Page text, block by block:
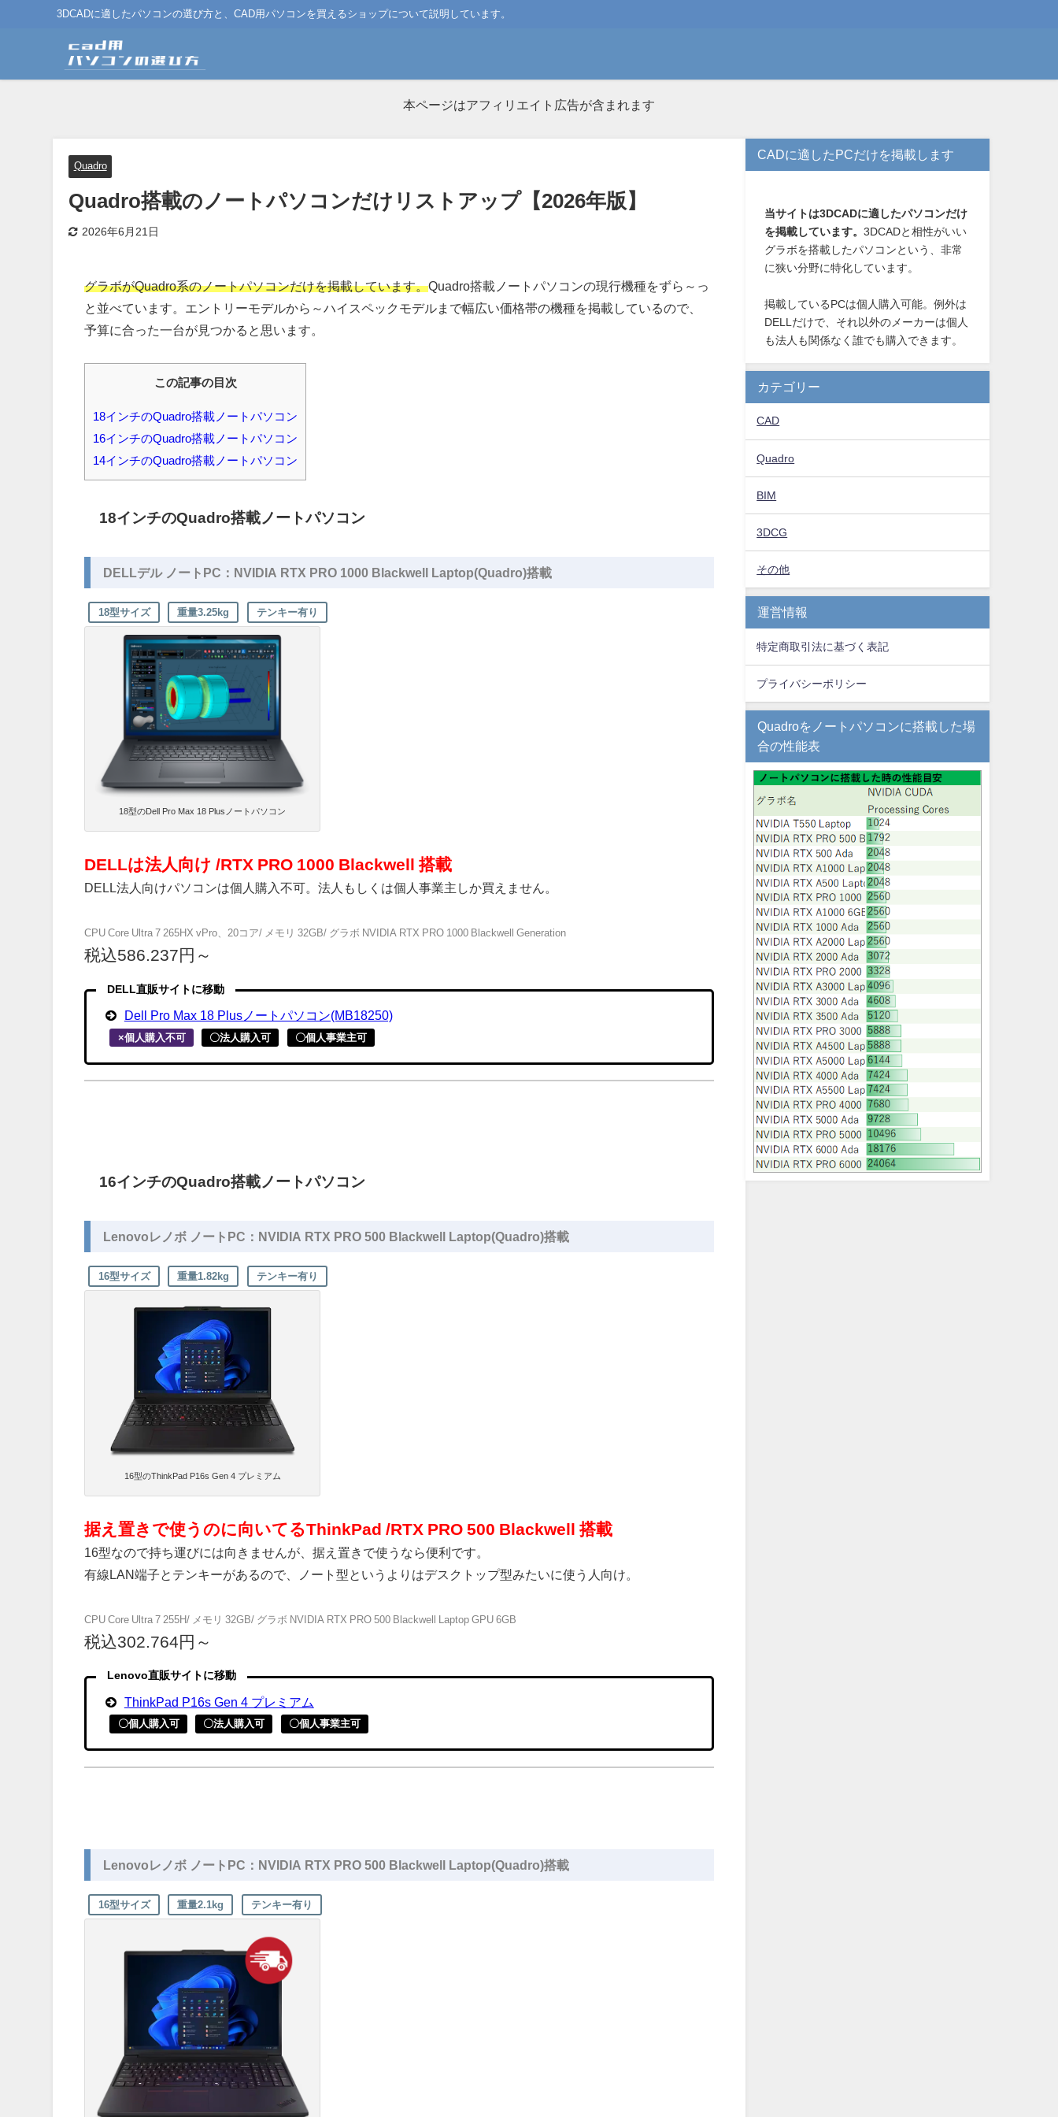
3DCADに適したパソコンの選び方と、CAD用パソコンを買えるショップについて説明しています。
本ページはアフィリエイト広告が含まれます
Quadro
Quadro搭載のノートパソコンだけリストアップ【2026年版】
2026年6月21日
グラボがQuadro系のノートパソコンだけを掲載しています。Quadro搭載ノートパソコンの現行機種をずら～っ
と並べています。エントリーモデルから～ハイスペックモデルまで幅広い価格帯の機種を掲載しているので、
予算に合った一台が見つかると思います。
この記事の目次
18インチのQuadro搭載ノートパソコン
16インチのQuadro搭載ノートパソコン
14インチのQuadro搭載ノートパソコン
18インチのQuadro搭載ノートパソコン
DELLデル ノートPC：NVIDIA RTX PRO 1000 Blackwell Laptop(Quadro)搭載
18型サイズ 重量3.25kg テンキー有り
18型のDell Pro Max 18 Plusノートパソコン
DELLは法人向け /RTX PRO 1000 Blackwell 搭載
DELL法人向けパソコンは個人購入不可。法人もしくは個人事業主しか買えません。
CPU Core Ultra 7 265HX vPro、20コア/ メモリ 32GB/ グラボ NVIDIA RTX PRO 1000 Blackwell Generation
税込586.237円～
DELL直販サイトに移動
Dell Pro Max 18 Plusノートパソコン(MB18250)
×個人購入不可 〇法人購入可 〇個人事業主可
16インチのQuadro搭載ノートパソコン
Lenovoレノボ ノートPC：NVIDIA RTX PRO 500 Blackwell Laptop(Quadro)搭載
16型サイズ 重量1.82kg テンキー有り
16型のThinkPad P16s Gen 4 プレミアム
据え置きで使うのに向いてるThinkPad /RTX PRO 500 Blackwell 搭載
16型なので持ち運びには向きませんが、据え置きで使うなら便利です。
有線LAN端子とテンキーがあるので、ノート型というよりはデスクトップ型みたいに使う人向け。
CPU Core Ultra 7 255H/ メモリ 32GB/ グラボ NVIDIA RTX PRO 500 Blackwell Laptop GPU 6GB
税込302.764円～
Lenovo直販サイトに移動
ThinkPad P16s Gen 4 プレミアム
〇個人購入可 〇法人購入可 〇個人事業主可
Lenovoレノボ ノートPC：NVIDIA RTX PRO 500 Blackwell Laptop(Quadro)搭載
16型サイズ 重量2.1kg テンキー有り
CADに適したPCだけを掲載します
当サイトは3DCADに適したパソコンだけ
を掲載しています。3DCADと相性がいい
グラボを搭載したパソコンという、非常
に狭い分野に特化しています。
掲載しているPCは個人購入可能。例外は
DELLだけで、それ以外のメーカーは個人
も法人も関係なく誰でも購入できます。
カテゴリー
CAD
Quadro
BIM
3DCG
その他
運営情報
特定商取引法に基づく表記
プライバシーポリシー
Quadroをノートパソコンに搭載した場
合の性能表